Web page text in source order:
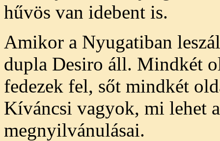
hűvös van idebent is.
Amikor a Nyugatiban
dupla Desiro áll. Mindkét
fedezek fel, sőt mindkét
Kíváncsi vagyok, mi lehet
megnyilvánulásai.